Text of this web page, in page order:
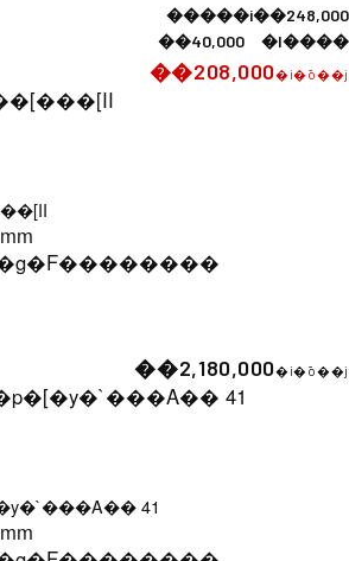
�����i��248,000
��40,000 �l����
��208,000�i�ō��j
��������
��2,180,000�i�ō��j
41